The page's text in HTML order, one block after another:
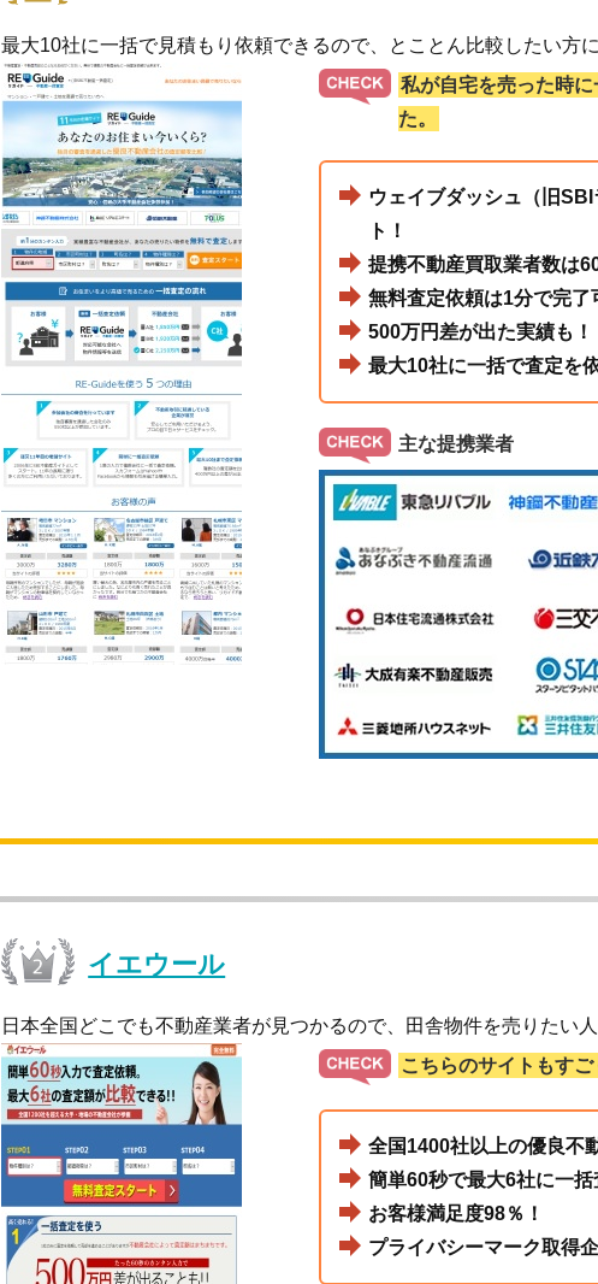
最大10社に一括で見積もり依頼できるので、とことん比較したい方
私が自宅を売った時
た。
ウェイブダッシュ（旧
ト！
提携不動産買取業者数は
無料査定依頼は1分で完了
500万円差が出た実績も！
最大10社に一括で査定を
主な提携業者
イエウール
日本全国どこでも不動産業者が見つかるので、田舎物件を売りたい人
こちらのサイトもすご
全国1400社以上の優良不
簡単60秒で最大6社に一括
お客様満足度98％！
プライバシーマーク取得